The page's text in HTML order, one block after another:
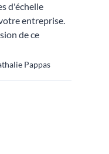
d'échelle
entreprise.
de ce
Pappas